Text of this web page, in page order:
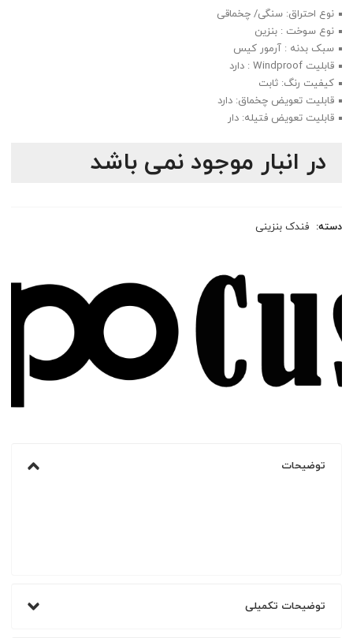
نوع احتراق: سنگی/ چخماقی
نوع سوخت : بنزین
سبک بدنه : آرمور کیس
قابلیت Windproof : دارد
کیفیت رنگ: ثابت
قابلیت تعویض چخماق: دارد
قابلیت تعویض فتیله: دار
در انبار موجود نمی باشد
دسته: فندک بنزینی
توضیحات
توضیحات تکمیلی